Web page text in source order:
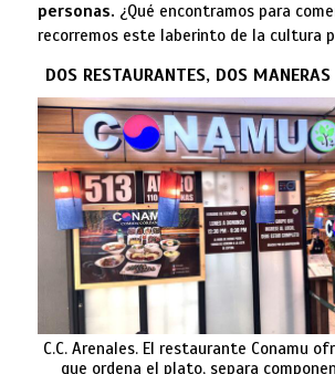
personas. ¿Qué encontramos para
recorremos este laberinto de la cultura
DOS RESTAURANTES, DOS MANERAS
C.C. Arenales. El restaurante Conamu
que ordena el plato, separa